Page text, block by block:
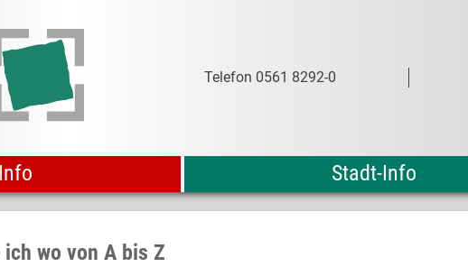
Telefon 0561 8292-0
Stadt-Info
ich wo von A bis Z